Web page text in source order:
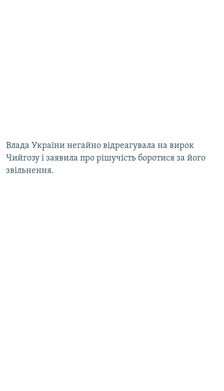
Влада України негайно відреагувала на вирок
Чийгозу і заявила про рішучість боротися за його
звільнення.